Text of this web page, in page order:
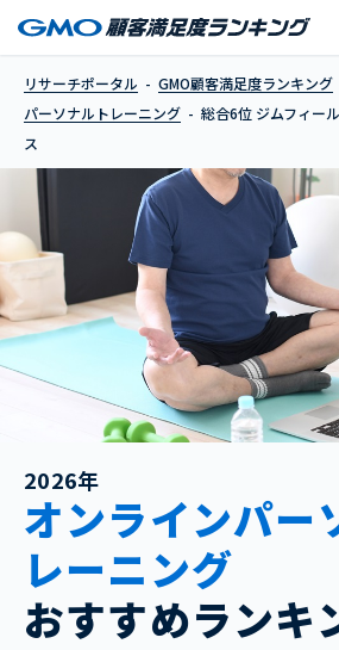
リサーチポータル GMO顧客満足度ランキング
パーソナルトレーニング
総合6位 ジムフィー
ス
2026年
オンラインパー
レーニング
おすすめランキ